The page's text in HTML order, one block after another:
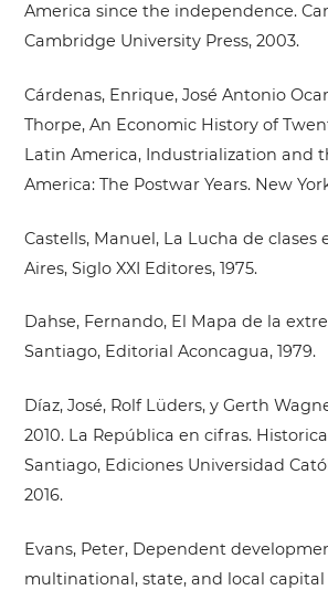
America since the independence.
Cambridge University Press, 2003.
Cárdenas, Enrique, José Antonio
Thorpe, An Economic History of
Latin America, Industrialization and
America: The Postwar Years. New
Castells, Manuel, La Lucha de clases
Aires, Siglo XXI Editores, 1975.
Dahse, Fernando, El Mapa de la
Santiago, Editorial Aconcagua, 1979.
Díaz, José, Rolf Lüders, y Gerth
2010. La República en cifras.
Santiago, Ediciones Universidad
2016.
Evans, Peter, Dependent
multinational, state, and local capital